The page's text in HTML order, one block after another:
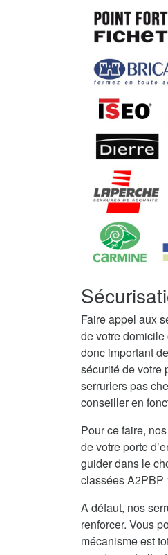
Faire appel aux
de votre domicile
donc important
sécurité de votre
serruriers pas
conseiller en
Pour ce faire,
de votre porte
guider dans le
classées A2PBP
A défaut, nos
renforcer. Vous
mécanisme est